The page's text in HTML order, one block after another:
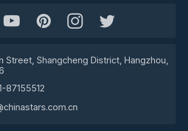
Street, Shangcheng District, Hangzhou,
87155512